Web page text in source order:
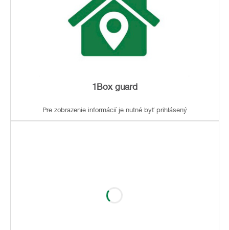
1Box guard
Pre zobrazenie informácií je nutné byť prihlásený